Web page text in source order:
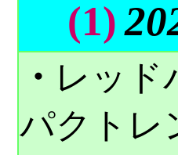
(1)
・ レッド
パクトレ